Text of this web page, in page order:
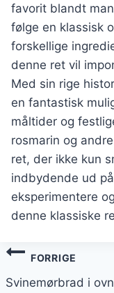
favorit blandt
følge en klassisk
forskellige
denne ret vil
Med sin rige
en fantastisk
måltider og
rosmarin og
ret, der ikke kun
indbydende ud
eksperimentere
denne klassiske
FORRIGE
Svinemørbrad i